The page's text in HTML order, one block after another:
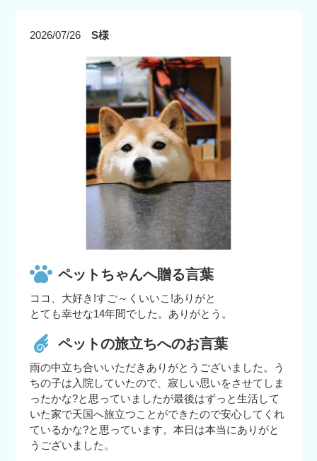
2026/07/26 S様
ペットちゃんへ贈る言葉
ココ、大好き!すご～くいいこ!ありがと
とても幸せな14年間でした。ありがとう。
ペットの旅立ちへのお言葉
雨の中立ち合いいただきありがとうございました。う
ちの子は入院していたので、寂しい思いをさせてしま
ったかな?と思っていましたが最後はずっと生活して
いた家で天国へ旅立つことができたので安心してくれ
ているかな?と思っています。本日は本当にありがと
うございました。